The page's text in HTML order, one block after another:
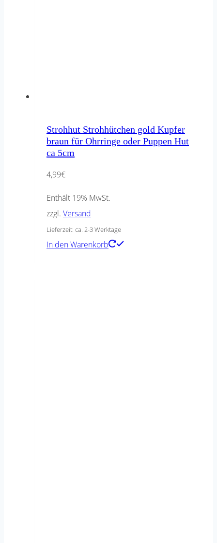
Strohhut Strohhütchen gold Kupfer
braun für Ohrringe oder Puppen Hut
ca 5cm
4,99€
Enthält 19% MwSt.
zzgl. Versand
Lieferzeit: ca. 2-3 Werktage
In den Warenkorb